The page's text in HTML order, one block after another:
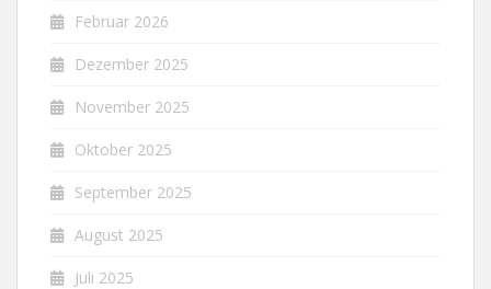
Februar 2026
Dezember 2025
November 2025
Oktober 2025
September 2025
August 2025
Juli 2025